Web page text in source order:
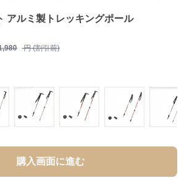
アルミ製トレッキングポール
円 (割引前)
購入画面に進む